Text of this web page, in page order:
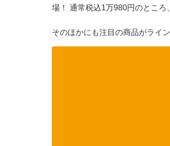
場！ 通常税込1万980円のところ
そのほかにも注目の商品がライ